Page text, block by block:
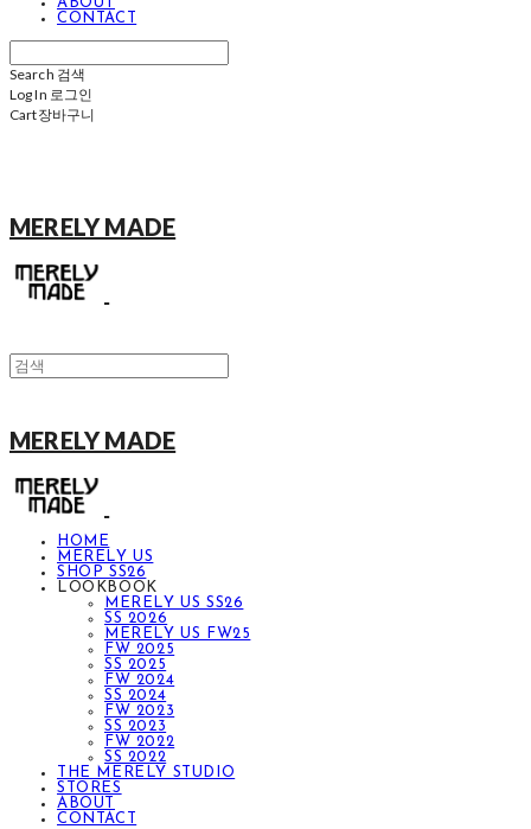
ABOUT
CONTACT
Search 검색
Log In 로그인
Cart장바구니
MERELY MADE
MERELY MADE
HOME
MERELY US
SHOP SS26
LOOKBOOK
MERELY US SS26
SS 2026
MERELY US FW25
FW 2025
SS 2025
FW 2024
SS 2024
FW 2023
SS 2023
FW 2022
SS 2022
THE MERELY STUDIO
STORES
ABOUT
CONTACT